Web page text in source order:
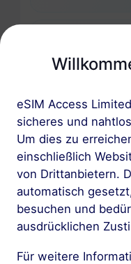
1 GB
30 Tage
Europa (37
3 GB
30 Tage
USD 4.10
eSIM Access
sicheres und
Um dies zu
einschließlich
von Drittanbietern.
automatisch
besuchen und
ausdrücklichen
Für weitere